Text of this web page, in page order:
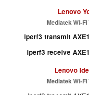
Lenovo
Mediatek Wi-
iperf3 transmit
iperf3 receive
Lenovo
Mediatek Wi-